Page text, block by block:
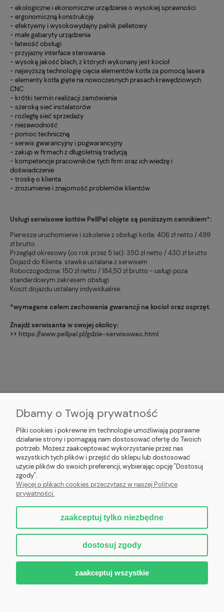
- ekologiczne i ekonomiczne urządzenie o wysokiej sprawności
- ergonomiczną konstrukcję
- efektywny i wysokowydajny palnik pelletowy
- małe gabaryty urządzenia
- łatwość obsługi
- przyjazny interface sterowania
- wysoką jakość blach, z których wykonany jest kocioł
- najwyższą technologię cięcia elementów kotła za pomocą lasera
- elementy kotła gięte na nowoczesnych prasach krawędziowych
CNC
- krótki termin realizacji zamówienia
- szeroką sieć instalatorów
- rozległą sieć sprzedaży
- niezawodność
- pomoc techniczną
- serwis gwarancyjny i pogwarancyjny
- zakup w firmach z długoletnią tradycją
- kompetencje pracowników tych firm oraz ich wiedzę i
doświadczenie
- troskę o klienta
- zrozumienie i znajomość problemów klientów
Usługi serwisowe kotłów PellPal objęte są poniższym cennikiem*:
Pierwsze uruchomienie i szkolenie z obsługi kotła: 406 zł netto / 499
zł brutto
Przegląd okresowy (co rok przez 5 lat): 350 zł netto / 430 zł brutto
Dojazd do Klienta: stawka ustalana z serwisem
Roboczogodzina: 150 zł netto / 184,50 zł brutto - usługi poza
standardowym zakresem obsługi
Koszt dojazdu ustalany indywidualnie.
*wymagane celem zachowania gwarancji na kocioł oraz osprzęt.
Znajdź serwisanta w swojej okolicy:
>> https://www.pellpal.pl/gdzie-serwisowac.html
PŁATNOŚCI I DOSTAWA
INFORMACJE
O NAS
Nowoczesne kotły centralnego ogrzewania z automatycznym podajnikiem
na ekogroszek lub pellet, zgodne z normami 5 klasa PN-EN-303-5-2012
Dbamy o Twoją prywatność
Pliki cookies i pokrewne im technologie umożliwiają poprawne
działanie strony i pomagają nam dostosować ofertę do Twoich
potrzeb. Możesz zaakceptować wykorzystanie przez nas
wszystkich tych plików i przejść do sklepu lub dostosować
użycie plików do swoich preferencji, wybierając opcję "Dostosuj
zgody".
Więcej o plikach cookies przeczytasz w naszej Polityce
prywatności.
zaakceptuj tylko niezbędne
dostosuj zgody
zaakceptuj wszystkie